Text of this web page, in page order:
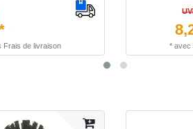
Frais de livraison * avec